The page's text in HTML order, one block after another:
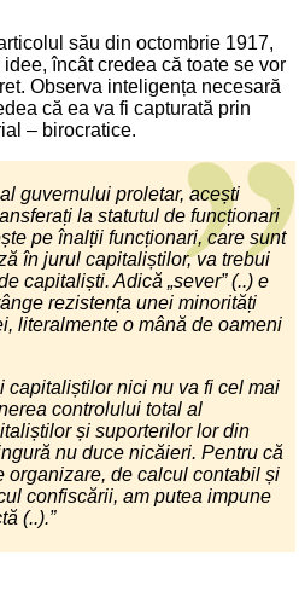
său din octombrie 1917,
încât credea că toate se vor
Observa inteligența necesară
că ea va fi capturată prin
– birocratice.
guvernului proletar, acești
la statutul de funcționari
pe înalții funcționari, care sunt
în jurul capitaliștilor, va trebui
capitaliști. Adică „sever” (..) e
rezistența unei minorități
literalmente o mână de oameni
capitaliștilor nici nu va fi cel mai
controlului total al
și suporterilor lor din
nu duce nicăieri. Pentru că
organizare, de calcul contabil și
confiscării, am putea impune
(..).”